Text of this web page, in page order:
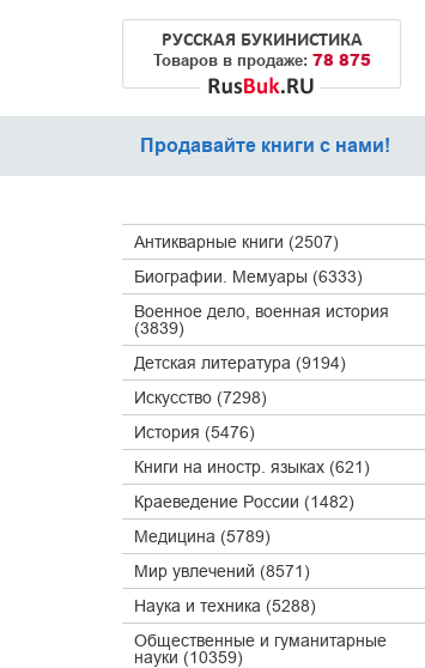
РУССКАЯ БУКИНИСТИКА
Товаров в продаже: 78 875
Продавайте книги с нами!
Антикварные книги (2507)
Биографии. Мемуары (6333)
Военное дело, военная история
(3839)
Детская литература (9194)
Искусство (7298)
История (5476)
Книги на иностр. языках (621)
Краеведение России (1482)
Медицина (5789)
Мир увлечений (8571)
Наука и техника (5288)
Общественные и гуманитарные
науки (10359)